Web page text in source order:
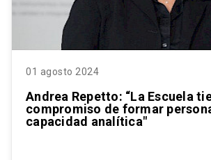
01 agosto 2024
Andrea Repetto: “La Escuela
compromiso de formar
capacidad analítica"